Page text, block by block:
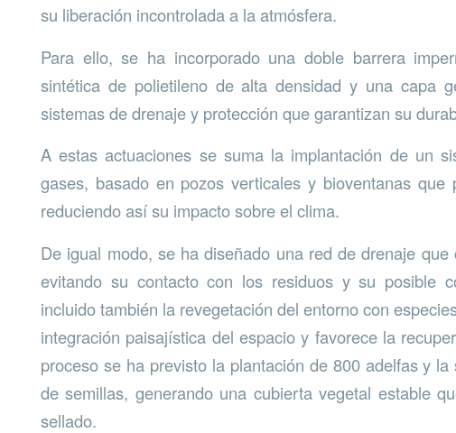
su liberación incontrolada a la atmósfera.
Para ello, se ha incorporado una doble barrera
sintética de polietileno de alta densidad y una capa
sistemas de drenaje y protección que garantizan su
A estas actuaciones se suma la implantación de un
gases, basado en pozos verticales y bioventanas que
reduciendo así su impacto sobre el clima.
De igual modo, se ha diseñado una red de drenaje
evitando su contacto con los residuos y su posible
incluido también la revegetación del entorno con
integración paisajística del espacio y favorece la
proceso se ha previsto la plantación de 800 adelfas y
de semillas, generando una cubierta vegetal estable
sellado.